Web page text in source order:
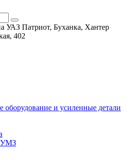
УАЗ Патриот, Буханка, Хантер
402
оборудование и усиленные детали